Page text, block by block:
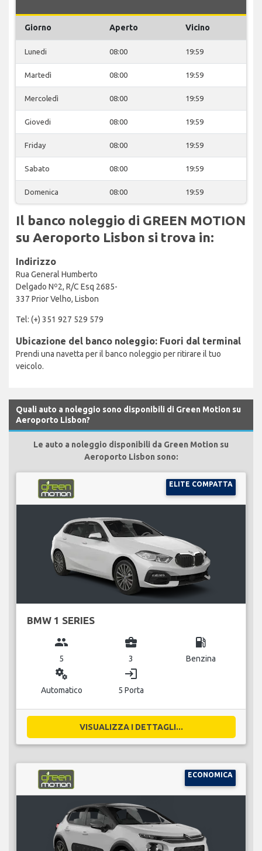
Giorno Aperto Vicino
Lunedi 08:00 19:59
Martedì 08:00 19:59
Mercoledì 08:00 19:59
Giovedi 08:00 19:59
Friday 08:00 19:59
Sabato 08:00 19:59
Domenica 08:00 19:59
Il banco noleggio di GREEN MOTION
su Aeroporto Lisbon si trova in:
Indirizzo
Rua General Humberto
Delgado Nº2, R/C Esq 2685-
337 Prior Velho, Lisbon
Tel: (+) 351 927 529 579
Ubicazione del banco noleggio: Fuori dal terminal
Prendi una navetta per il banco noleggio per ritirare il tuo
veicolo.
Quali auto a noleggio sono disponibili di Green Motion su
Aeroporto Lisbon?
Le auto a noleggio disponibili da Green Motion su
Aeroporto Lisbon sono:
ELITE COMPATTA
BMW 1 SERIES
group
5
business_center
3
local_gas_station
Benzina
miscellaneous_services
Automatico
login
5 Porta
VISUALIZZA I DETTAGLI...
ECONOMICA